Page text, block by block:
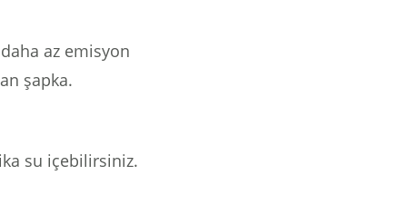
az emisyon
şapka.
su içebilirsiniz.